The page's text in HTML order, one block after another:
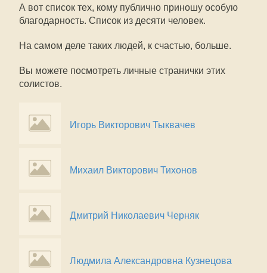
А вот список тех, кому публично приношу особую
благодарность. Список из десяти человек.
На самом деле таких людей, к счастью, больше.
Вы можете посмотреть личные странички этих
солистов.
Игорь Викторович Тыквачев
Михаил Викторович Тихонов
Дмитрий Николаевич Черняк
Людмила Александровна Кузнецова